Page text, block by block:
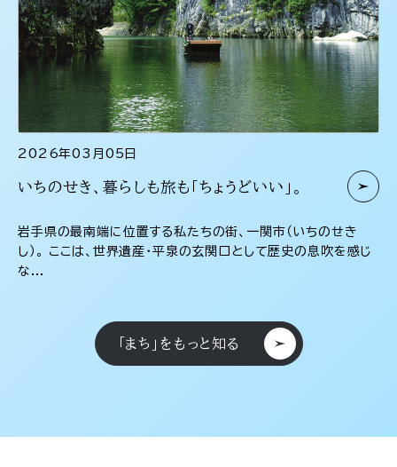
2026年03月05日
いちのせき、暮らしも旅も「ちょうどいい」。
岩手県の最南端に位置する私たちの街、一関市（いちのせき
し）。 ここは、世界遺産・平泉の玄関口として歴史の息吹を感じ
な...
「まち」をもっと知る